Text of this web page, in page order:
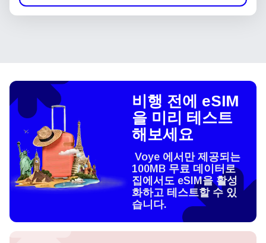
비행 전에 eSIM
을 미리 테스트
해보세요
Voye 에서만 제공되는
100MB 무료 데이터로
집에서도 eSIM을 활성
화하고 테스트할 수 있
습니다.